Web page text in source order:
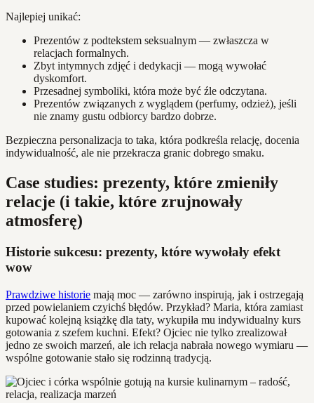
Najlepiej unikać:
Prezentów z podtekstem seksualnym — zwłaszcza w
relacjach formalnych.
Zbyt intymnych zdjęć i dedykacji — mogą wywołać
dyskomfort.
Przesadnej symboliki, która może być źle odczytana.
Prezentów związanych z wyglądem (perfumy, odzież), jeśli
nie znamy gustu odbiorcy bardzo dobrze.
Bezpieczna personalizacja to taka, która podkreśla relację, docenia
indywidualność, ale nie przekracza granic dobrego smaku.
Case studies: prezenty, które zmieniły
relacje (i takie, które zrujnowały
atmosferę)
Historie sukcesu: prezenty, które wywołały efekt
wow
Prawdziwe historie mają moc — zarówno inspirują, jak i ostrzegają
przed powielaniem czyichś błędów. Przykład? Maria, która zamiast
kupować kolejną książkę dla taty, wykupiła mu indywidualny kurs
gotowania z szefem kuchni. Efekt? Ojciec nie tylko zrealizował
jedno ze swoich marzeń, ale ich relacja nabrała nowego wymiaru —
wspólne gotowanie stało się rodzinną tradycją.